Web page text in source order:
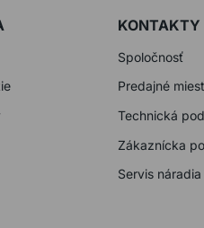
KONTAKTY
Spoločnosť
Predajné
Technická
Zákaznícka
Servis náradia